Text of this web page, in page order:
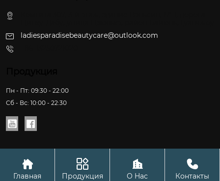
ladiesparadisebeautycare@outlook.com
Пн - Пт: 09:30 - 22:00
Сб - Вс: 10:00 - 22:30
 
Copyright © ООО Сетевая технология Гуанчжоу Чжуочэн

Главная

Продукция

О Hас

Контакты